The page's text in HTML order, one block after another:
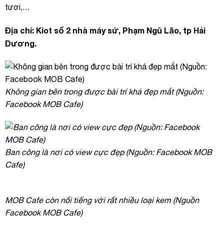
tươi,…
Địa chỉ: Kiot số 2 nhà máy sứ, Phạm Ngũ Lão, tp Hải
Dương.
Không gian bên trong được bài trí khá đẹp mắt (Nguồn:
Facebook MOB Cafe)
Ban công là nơi có view cực đẹp (Nguồn: Facebook MOB
Cafe)
MOB Cafe còn nổi tiếng với rất nhiều loại kem (Nguồn
Facebook MOB Cafe)